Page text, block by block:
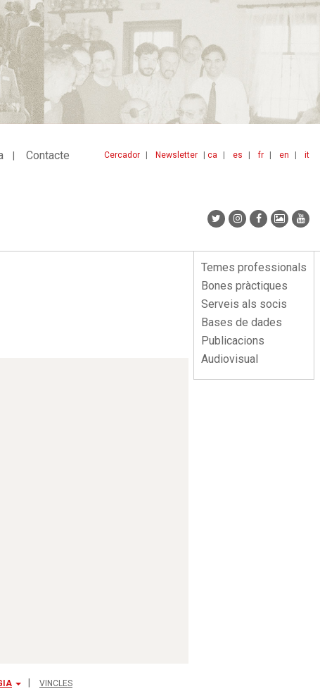
ca es fr en it
Cercador Newsletter
Contacte
Menu
lateral
Temes professionals
Bones pràctiques
Serveis als socis
Bases de dades
Publicacions
Audiovisual
VINCLES